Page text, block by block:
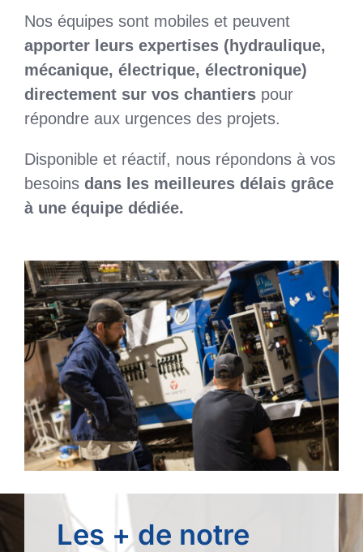
Nos équipes sont mobiles et peuvent
apporter leurs expertises (hydraulique,
mécanique, électrique, électronique)
directement sur vos chantierspour
répondre aux urgences des projets.
Disponible et réactif, nous répondons à vos
besoins dans les meilleures délais grâce
à une équipe dédiée.
Les + de notre